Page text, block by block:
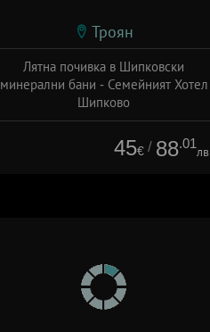
Троян
Лятна почивка в Шипковски
минерални бани - Семейният Хотел
Шипково
Дата: 06.08 - 13.09 + полупансион
45€ / 88.01
лв.